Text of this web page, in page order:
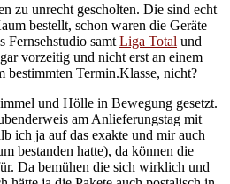
zu unrecht gescholten. Die sind echt
bestellt, schon waren die Geräte
Fernsehstudio samt Liga Total und
vorzeitig und nicht erst an einem
bestimmten Termin.Klasse, nicht?
und Hölle in Bewegung gesetzt.
am Anlieferungstag mit
ich ja auf das exakte und mir auch
bestanden hatte), da können die
Da bemühen die sich wirklich und